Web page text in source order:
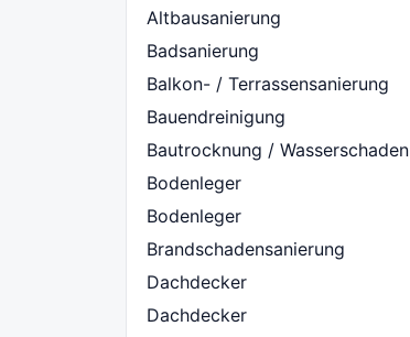
Altbausanierung
Badsanierung
Balkon- / Terrassensanierung
Bauendreinigung
Bautrocknung / Wasserschaden
Bodenleger
Bodenleger
Brandschadensanierung
Dachdecker
Dachdecker